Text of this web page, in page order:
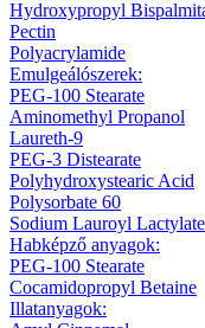
Hydroxypropyl
Pectin
Polyacrylamide
Emulgeálószerek:
PEG-100 Stearate
Aminomethyl Propanol
Laureth-9
PEG-3 Distearate
Polyhydroxystearic Acid
Polysorbate 60
Sodium Lauroyl Lactylate
Habképző anyagok:
PEG-100 Stearate
Cocamidopropyl Betaine
Illatanyagok: